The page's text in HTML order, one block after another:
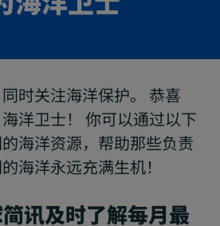
时关注海洋保护。 恭喜
洋卫士！ 你可以通过以下
海洋资源，帮助那些负责
海洋永远充满生机！
讯及时了解每月最